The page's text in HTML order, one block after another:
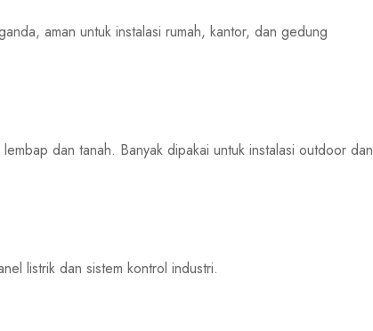
aman untuk instalasi rumah, kantor, dan gedung
dan tanah. Banyak dipakai untuk instalasi outdoor dan
listrik dan sistem kontrol industri.